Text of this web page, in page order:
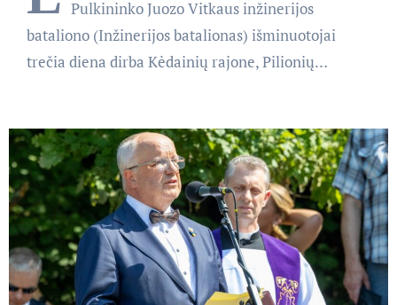
Pulkininko Juozo Vitkaus inžinerijos
bataliono (Inžinerijos batalionas) išminuotojai
trečia diena dirba Kėdainių rajone, Pilionių…